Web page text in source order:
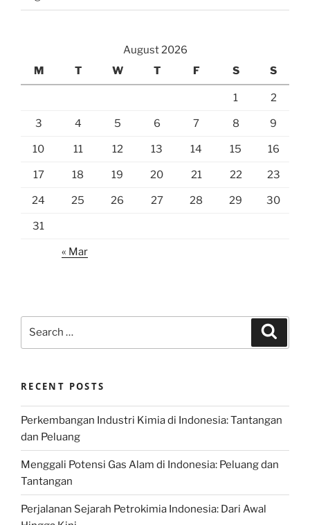
August 2026
M
T W T F S S
1 2
3 4 5 6 7 8 9
10 11 12 13 14 15 16
17 18 19 20 21 22 23
24 25 26 27 28 29 30
31
« Mar
RECENT POSTS
Perkembangan Industri Kimia di Indonesia: Tantangan
dan Peluang
Menggali Potensi Gas Alam di Indonesia: Peluang dan
Tantangan
Perjalanan Sejarah Petrokimia Indonesia: Dari Awal